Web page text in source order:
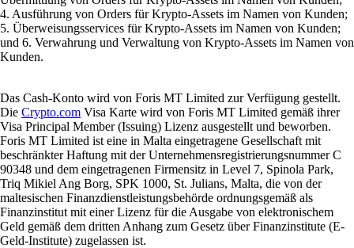
4. Ausführung von Orders für Krypto-Assets im Namen von Kunden;
5. Überweisungsservices für Krypto-Assets im Namen von Kunden;
und 6. Verwahrung und Verwaltung von Krypto-Assets im Namen von
Kunden.
Das Cash-Konto wird von Foris MT Limited zur Verfügung gestellt.
Die Crypto.com Visa Karte wird von Foris MT Limited gemäß ihrer
Visa Principal Member (Issuing) Lizenz ausgestellt und beworben.
Foris MT Limited ist eine in Malta eingetragene Gesellschaft mit
beschränkter Haftung mit der Unternehmensregistrierungsnummer C
90348 und dem eingetragenen Firmensitz in Level 7, Spinola Park,
Triq Mikiel Ang Borg, SPK 1000, St. Julians, Malta, die von der
maltesischen Finanzdienstleistungsbehörde ordnungsgemäß als
Finanzinstitut mit einer Lizenz für die Ausgabe von elektronischem
Geld gemäß dem dritten Anhang zum Gesetz über Finanzinstitute (E-
Geld-Institute) zugelassen ist.